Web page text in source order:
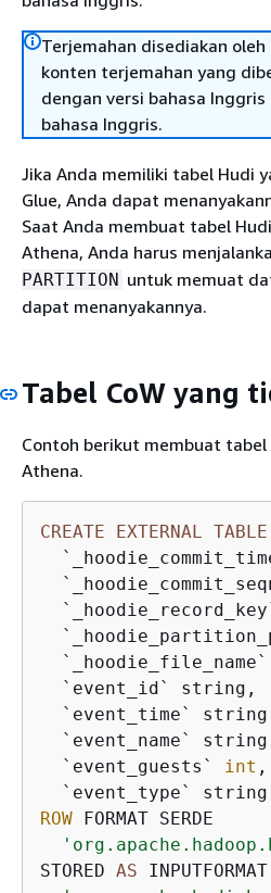
Terjemahan disediakan
konten terjemahan yang
dengan versi bahasa
bahasa Inggris.
Jika Anda memiliki tabel Hudi
Glue, Anda dapat
Saat Anda membuat tabel
Athena, Anda harus
PARTITION untuk memuat
dapat menanyakannya.
Tabel CoW yang
Contoh berikut membuat
Athena.
CREATE EXTERNAL TABLE
`_hoodie_file_name`
  `event_id` string,
`event_time`
`event_name`
  `event_guests`
int ,
ROW FORMAT SERDE
STORED AS INPUTFORMAT